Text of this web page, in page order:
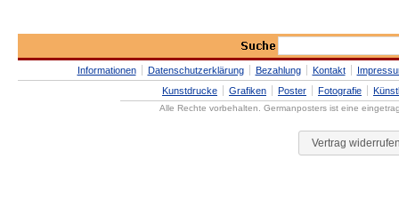
Informationen Datenschutzerklärung Bezahlung Kontakt
Kunstdrucke
Grafiken Poster Fotografie
Alle Rechte vorbehalten. Germanposters ist eine
Vertrag